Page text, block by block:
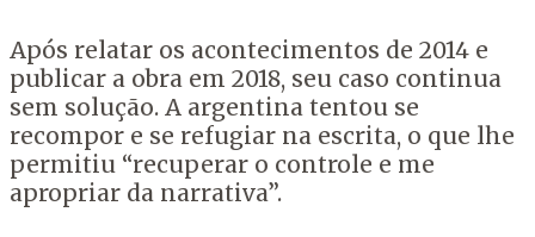
Após relatar os acontecimentos de 2014 e
publicar a obra em 2018, seu caso continua
sem solução. A argentina tentou se
recompor e se refugiar na escrita, o que lhe
permitiu “recuperar o controle e me
apropriar da narrativa”.